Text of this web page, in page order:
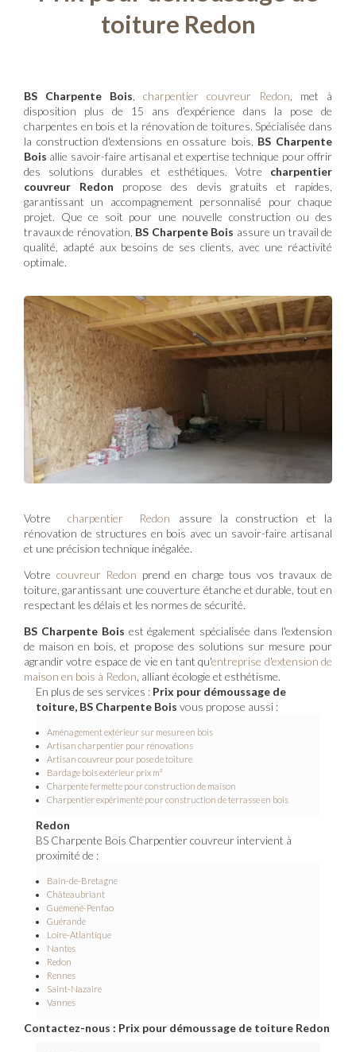
toiture Redon
BS Charpente Bois charpentier couvreur Redon , met à
disposition plus de 15 ans d’expérience dans la pose de
charpentes en bois et la rénovation de toitures. Spécialisée dans
la construction d'extensions en ossature bois, BS Charpente
Bois allie savoir-faire artisanal et expertise technique pour offrir
des solutions durables et esthétiques. Votre charpentier
couvreur Redon propose des devis gratuits et rapides,
garantissant un accompagnement personnalisé pour chaque
projet. Que ce soit pour une nouvelle construction ou des
travaux de rénovation, BS Charpente Bois assure un travail de
qualité, adapté aux besoins de ses clients, avec une réactivité
optimale.
Votre charpentier Redon assure la construction et la
rénovation de structures en bois avec un savoir-faire artisanal
et une précision technique inégalée.
Votre couvreur Redon prend en charge tous vos travaux de
toiture, garantissant une couverture étanche et durable, tout en
respectant les délais et les normes de sécurité.
BS Charpente Bois est également spécialisée dans l'extension
de maison en bois, et propose des solutions sur mesure pour
agrandir votre espace de vie en tant qu'entreprise d'extension de
maison en bois à Redon , alliant écologie et esthétisme.
En plus de ses services : Prix pour démoussage de
toiture, BS Charpente Bois vous propose aussi :
Aménagement extérieur sur mesure en bois
Artisan charpentier pour rénovations
Artisan couvreur pour pose de toiture
Bardage bois extérieur prix m²
Charpente fermette pour construction de maison
Charpentier expérimenté pour construction de terrasse en bois
Redon
BS Charpente Bois Charpentier couvreur intervient à
proximité de :
Bain-de-Bretagne
Châteaubriant
Guémené-Penfao
Guérande
Loire-Atlantique
Nantes
Redon
Rennes
Saint-Nazaire
Vannes
Contactez-nous : Prix pour démoussage de toiture Redon